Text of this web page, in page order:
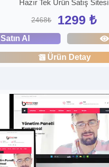
Hazır Tek Ürün Satış Sitesi
2468₺ 1299 ₺
Satın Al
Ürün Detay